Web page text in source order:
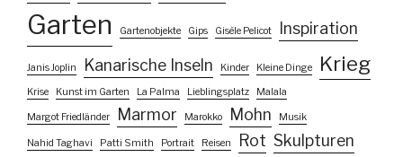
Garten Gartenobjekte Gips Gisèle Pelicot Inspiration
Janis Joplin Kanarische Inseln Kinder Kleine Dinge Krieg
Krise Kunst im Garten La Palma Lieblingsplatz Malala
Margot Friedländer Marmor Marokko Mohn Musik
Nahid Taghavi Patti Smith Portrait Reisen Rot Skulpturen